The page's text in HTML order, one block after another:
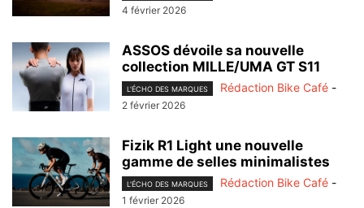
4 février 2026
ASSOS dévoile sa nouvelle
collection MILLE/UMA GT S11
L'ÉCHO DES MARQUES Rédaction Bike Café -
2 février 2026
Fizik R1 Light une nouvelle
gamme de selles minimalistes
L'ÉCHO DES MARQUES Rédaction Bike Café -
1 février 2026